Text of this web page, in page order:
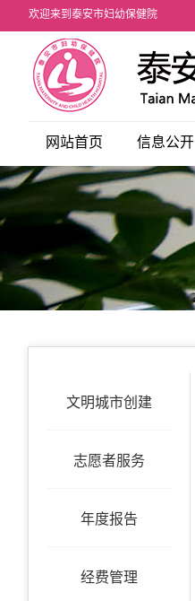
欢迎来到泰安市妇幼保健院
网站首页 信息公开
儿内科
文明城市创建
志愿者服务
年度报告
经费管理